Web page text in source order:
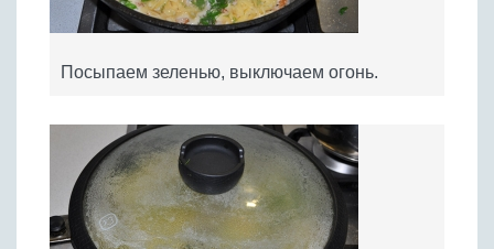
Посыпаем зеленью, выключаем огонь.